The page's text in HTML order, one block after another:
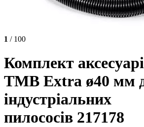
1 / 100
Комплект
TMB Extra ø40 мм
індустріальних
пилососів 217178